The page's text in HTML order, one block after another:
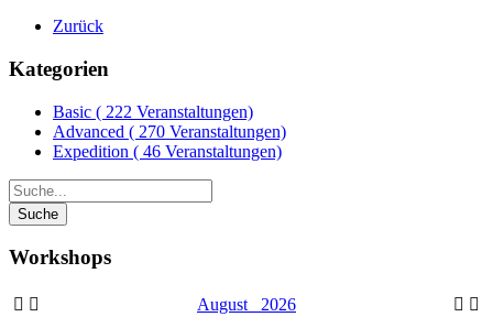
Zurück
Kategorien
Basic ( 222 Veranstaltungen)
Advanced ( 270 Veranstaltungen)
Expedition ( 46 Veranstaltungen)
Workshops
August 2026